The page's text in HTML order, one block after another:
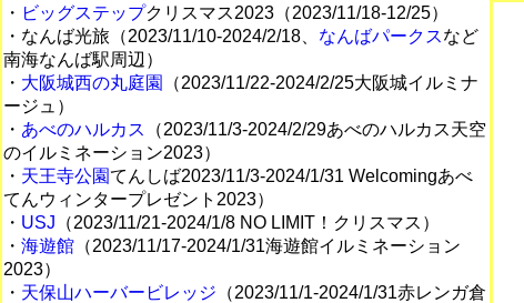
・ ビッグステップクリスマス2023（2023/11/18-12/25）
・なんば光旅（2023/11/10-2024/2/18、 なんばパークスなど
南海なんば駅周辺）
・ 大阪城西の丸庭園
（2023/11/22-2024/2/25大阪城イルミナ
ージュ）
・ あべのハルカス
（2023/11/3-2024/2/29あべのハルカス天空
のイルミネーション2023）
・ 天王寺公園てんしば2023/11/3-2024/1/31 Welcomingあべ
てんウィンタープレゼント2023）
・ USJ （2023/11/21-2024/1/8 NO LIMIT！クリスマス）
・ 海遊館 （2023/11/17-2024/1/31海遊館イルミネーション
2023）
・ 天保山ハーバービレッジ （2023/11/1-2024/1/31赤レンガ倉